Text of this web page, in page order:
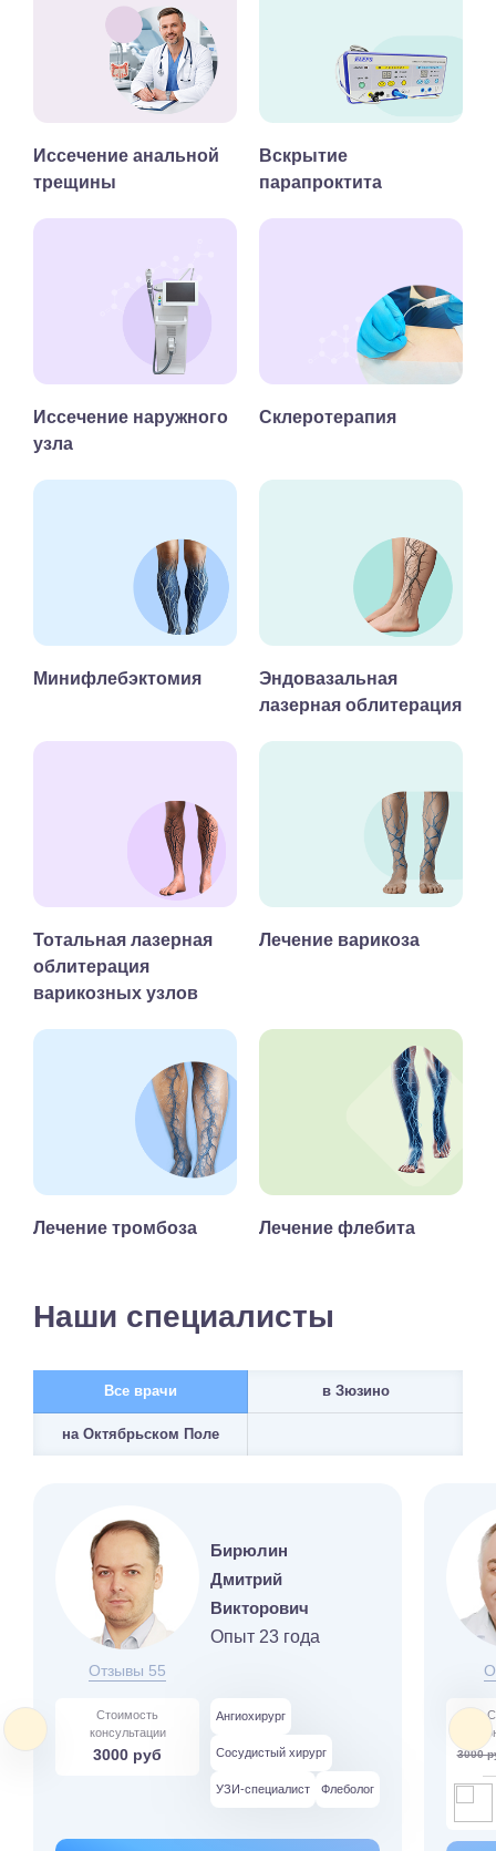
Иссечение анальной
трещины
Вскрытие
парапроктита
Иссечение наружного
узла
Склеротерапия
Минифлебэктомия
Эндовазальная
лазерная облитерация
Тотальная лазерная
облитерация
варикозных узлов
Лечение варикоза
Лечение тромбоза Лечение флебита
Наши специалисты
Все врачи в Зюзино
на Октябрьском Поле
Отзывы 55
Бирюлин
Дмитрий
Викторович
Опыт 23 года
Стоимость
консультации
3000 руб
Ангиохирург
Сосудистый хирург
УЗИ-специалист Флеболог
3000